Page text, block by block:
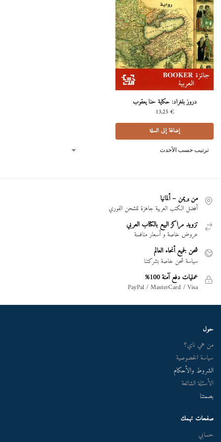
دروز بلغراد: حكاية حنا يعقوب
13,25€
إضافة إلى السلة
من بريمن – ألمانيا
أفضل الكتب العربية جاهزة للشحن الفوري
تزويد مراكز البيع بالكتاب العربي
عروض خاصة و أسعار منافسة
شحن لجميع أنحاء العالم
سياسة شحن خاصة بشركتنا
عمليات دفع آمنة 100%
PayPal / MasterCard / Visa
حول
من هي ناي؟
سياسة الخصوصية
الشروط والأحكام
الأسئلة الشائعة
بصمتنا
صفحات تهمك
حسابي